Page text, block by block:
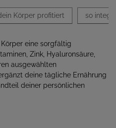
Körper profitiert so
eine sorgfältig
Zink, Hyaluronsäure,
ausgewählten
deine tägliche Ernährung
deiner persönlichen